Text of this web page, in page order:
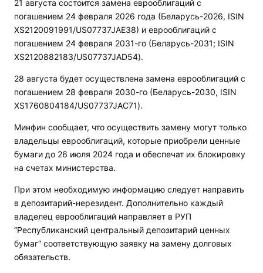
21 августа состоится замена еврооблигаций с
погашением 24 февраля 2026 года (Беларусь-2026, ISIN
XS2120091991/US07737JAЕ38) и еврооблигаций с
погашением 24 февраля 2031-го (Беларусь-2031; ISIN
XS2120882183/US07737JAD54).
28 августа будет осуществлена замена еврооблигаций с
погашением 28 февраля 2030-го (Беларусь-2030, ISIN
XS1760804184/US07737JAC71).
Минфин сообщает, что осуществить замену могут только
владельцы еврооблигаций, которые приобрели ценные
бумаги до 26 июля 2024 года и обеспечат их блокировку
на счетах министерства.
При этом необходимую информацию следует направить
в депозитарий-нерезидент. Дополнительно каждый
владелец еврооблигаций направляет в РУП
“Республиканский центральный депозитарий ценных
бумаг“ соответствующую заявку на замену долговых
обязательств.